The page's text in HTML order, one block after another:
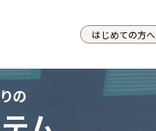
はじめての方へ
の